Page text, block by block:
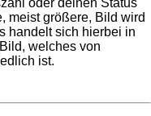
oder deinen Status
meist größere, Bild wird
handelt sich hierbei in
welches von
ist.